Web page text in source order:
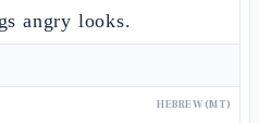
angry looks.
HEBREW (MT)